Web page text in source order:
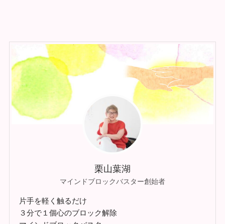
栗山葉湖
マインドブロックバスター創始者
片手を軽く触るだけ
３分で１個心のブロック解除